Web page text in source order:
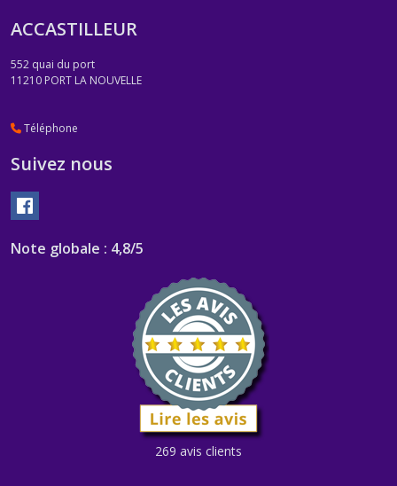
ACCASTILLEUR
552 quai du port
11210 PORT LA NOUVELLE
Téléphone
Suivez nous
Note globale : 4,8/5
269 avis clients